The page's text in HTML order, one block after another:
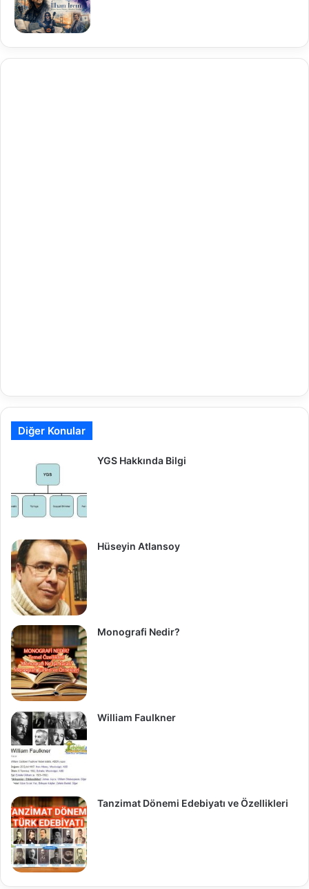
Diğer Konular
YGS Hakkında Bilgi
Hüseyin Atlansoy
Monografi Nedir?
William Faulkner
Tanzimat Dönemi Edebiyatı ve Özellikleri